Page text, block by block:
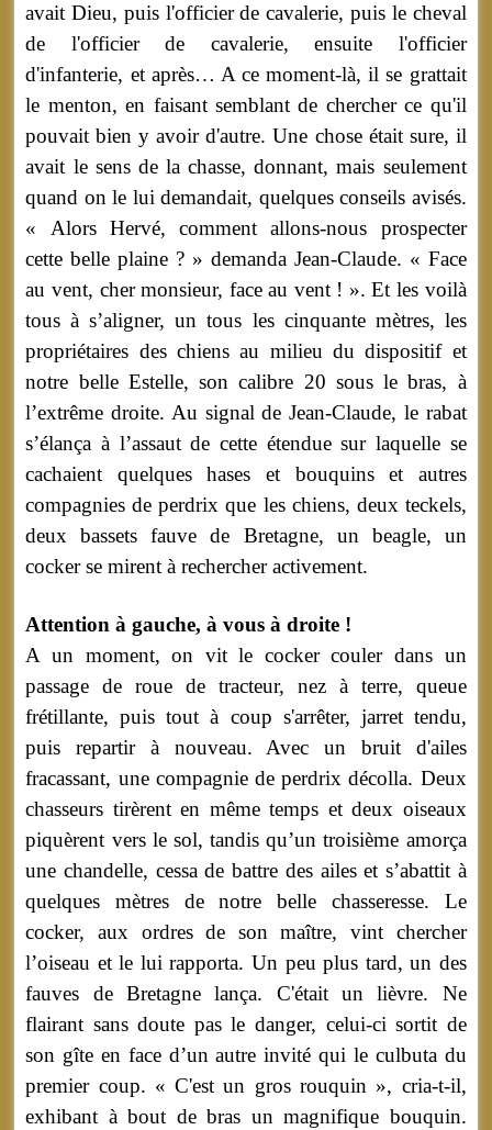
avait Dieu, puis l'officier de cavalerie, puis le cheval
de l'officier de cavalerie, ensuite l'officier
d'infanterie, et après… A ce moment-là, il se grattait
le menton, en faisant semblant de chercher ce qu'il
pouvait bien y avoir d'autre. Une chose était sure, il
avait le sens de la chasse, donnant, mais seulement
quand on le lui demandait, quelques conseils avisés.
« Alors Hervé, comment allons-nous prospecter
cette belle plaine ? » demanda Jean-Claude. « Face
au vent, cher monsieur, face au vent ! ». Et les voilà
tous à s’aligner, un tous les cinquante mètres, les
propriétaires des chiens au milieu du dispositif et
notre belle Estelle, son calibre 20 sous le bras, à
l’extrême droite. Au signal de Jean-Claude, le rabat
s’élança à l’assaut de cette étendue sur laquelle se
cachaient quelques hases et bouquins et autres
compagnies de perdrix que les chiens, deux teckels,
deux bassets fauve de Bretagne, un beagle, un
cocker se mirent à rechercher activement.
Attention à gauche, à vous à droite !
A un moment, on vit le cocker couler dans un
passage de roue de tracteur, nez à terre, queue
frétillante, puis tout à coup s'arrêter, jarret tendu,
puis repartir à nouveau. Avec un bruit d'ailes
fracassant, une compagnie de perdrix décolla. Deux
chasseurs tirèrent en même temps et deux oiseaux
piquèrent vers le sol, tandis qu’un troisième amorça
une chandelle, cessa de battre des ailes et s’abattit à
quelques mètres de notre belle chasseresse. Le
cocker, aux ordres de son maître, vint chercher
l’oiseau et le lui rapporta. Un peu plus tard, un des
fauves de Bretagne lança. C'était un lièvre. Ne
flairant sans doute pas le danger, celui-ci sortit de
son gîte en face d’un autre invité qui le culbuta du
premier coup. « C'est un gros rouquin », cria-t-il,
exhibant à bout de bras un magnifique bouquin.